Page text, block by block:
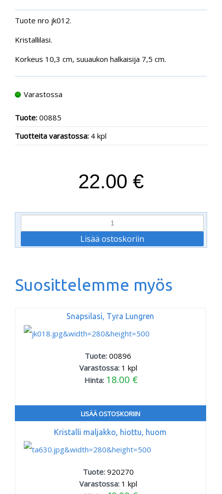
Tuote nro jk012.
Kristallilasi.
Korkeus 10,3 cm, suuaukon halkaisija 7,5 cm.
Varastossa
Tuote: 00885
Tuotteita varastossa: 4 kpl
22.00 €
Suosittelemme myös
Snapsilasi, Tyra Lungren
Tuote:00896
Varastossa: 1 kpl
Hinta: 18.00 €
LISÄÄ OSTOSKORIIN
Kristalli maljakko, hiottu, huom
Tuote: 920270
Varastossa: 1 kpl